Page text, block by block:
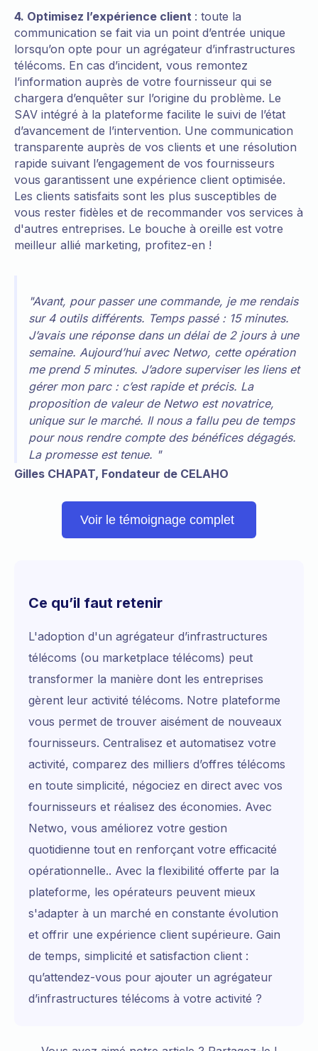
4. Optimisez l’expérience client : toute la
communication se fait via un point d’entrée unique
lorsqu’on opte pour un agrégateur d’infrastructures
télécoms. En cas d’incident, vous remontez
l’information auprès de votre fournisseur qui se
chargera d’enquêter sur l’origine du problème. Le
SAV intégré à la plateforme facilite le suivi de l’état
d’avancement de l’intervention. Une communication
transparente auprès de vos clients et une résolution
rapide suivant l’engagement de vos fournisseurs
vous garantissent une expérience client optimisée.
Les clients satisfaits sont les plus susceptibles de
vous rester fidèles et de recommander vos services à
d'autres entreprises. Le bouche à oreille est votre
meilleur allié marketing, profitez-en !
"Avant, pour passer une commande, je me rendais
sur 4 outils différents. Temps passé : 15 minutes.
J’avais une réponse dans un délai de 2 jours à une
semaine. Aujourd’hui avec Netwo, cette opération
me prend 5 minutes. J’adore superviser les liens et
gérer mon parc : c’est rapide et précis. La
proposition de valeur de Netwo est novatrice,
unique sur le marché. Il nous a fallu peu de temps
pour nous rendre compte des bénéfices dégagés.
La promesse est tenue. "
Gilles CHAPAT, Fondateur de CELAHO
Voir le témoignage complet
Ce qu’il faut retenir
L'adoption d'un agrégateur d’infrastructures
télécoms (ou marketplace télécoms) peut
transformer la manière dont les entreprises
gèrent leur activité télécoms. Notre plateforme
vous permet de trouver aisément de nouveaux
fournisseurs. Centralisez et automatisez votre
activité, comparez des milliers d’offres télécoms
en toute simplicité, négociez en direct avec vos
fournisseurs et réalisez des économies. Avec
Netwo, vous améliorez votre gestion
quotidienne tout en renforçant votre efficacité
opérationnelle.. Avec la flexibilité offerte par la
plateforme, les opérateurs peuvent mieux
s'adapter à un marché en constante évolution
et offrir une expérience client supérieure. Gain
de temps, simplicité et satisfaction client :
qu’attendez-vous pour ajouter un agrégateur
d’infrastructures télécoms à votre activité ?